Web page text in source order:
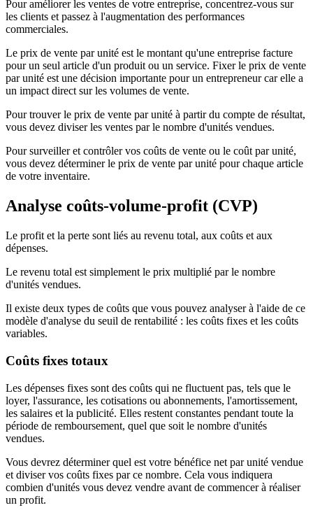
Pour améliorer les ventes de votre entreprise, concentrez-vous sur
les clients et passez à l'augmentation des performances
commerciales.
Le prix de vente par unité est le montant qu'une entreprise facture
pour un seul article d'un produit ou un service. Fixer le prix de vente
par unité est une décision importante pour un entrepreneur car elle a
un impact direct sur les volumes de vente.
Pour trouver le prix de vente par unité à partir du compte de résultat,
vous devez diviser les ventes par le nombre d'unités vendues.
Pour surveiller et contrôler vos coûts de vente ou le coût par unité,
vous devez déterminer le prix de vente par unité pour chaque article
de votre inventaire.
Analyse coûts-volume-profit (CVP)
Le profit et la perte sont liés au revenu total, aux coûts et aux
dépenses.
Le revenu total est simplement le prix multiplié par le nombre
d'unités vendues.
Il existe deux types de coûts que vous pouvez analyser à l'aide de ce
modèle d'analyse du seuil de rentabilité : les coûts fixes et les coûts
variables.
Coûts fixes totaux
Les dépenses fixes sont des coûts qui ne fluctuent pas, tels que le
loyer, l'assurance, les cotisations ou abonnements, l'amortissement,
les salaires et la publicité. Elles restent constantes pendant toute la
période de remboursement, quel que soit le nombre d'unités
vendues.
Vous devrez déterminer quel est votre bénéfice net par unité vendue
et diviser vos coûts fixes par ce nombre. Cela vous indiquera
combien d'unités vous devez vendre avant de commencer à réaliser
un profit.